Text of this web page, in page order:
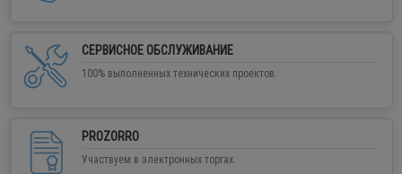
СЕРВИСНОЕ ОБСЛУЖИВАНИЕ
100% выполненных технических проектов.
PROZORRO
Участвуем в электронных торгах.